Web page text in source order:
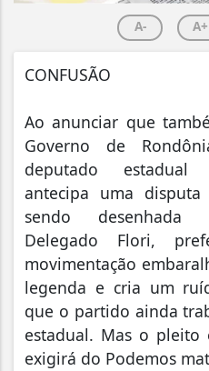
A- A+
CONFUSÃO
Ao anunciar que
Governo de
deputado estadual
antecipa uma
sendo desenhada
Delegado Flori,
movimentação
legenda e cria um
que o partido ainda
estadual. Mas o
exigirá do Podemos